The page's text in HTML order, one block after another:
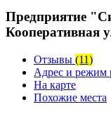
Предприятие
Кооперативная
Отзывы (11)
Адрес и режим
На карте
Похожие места